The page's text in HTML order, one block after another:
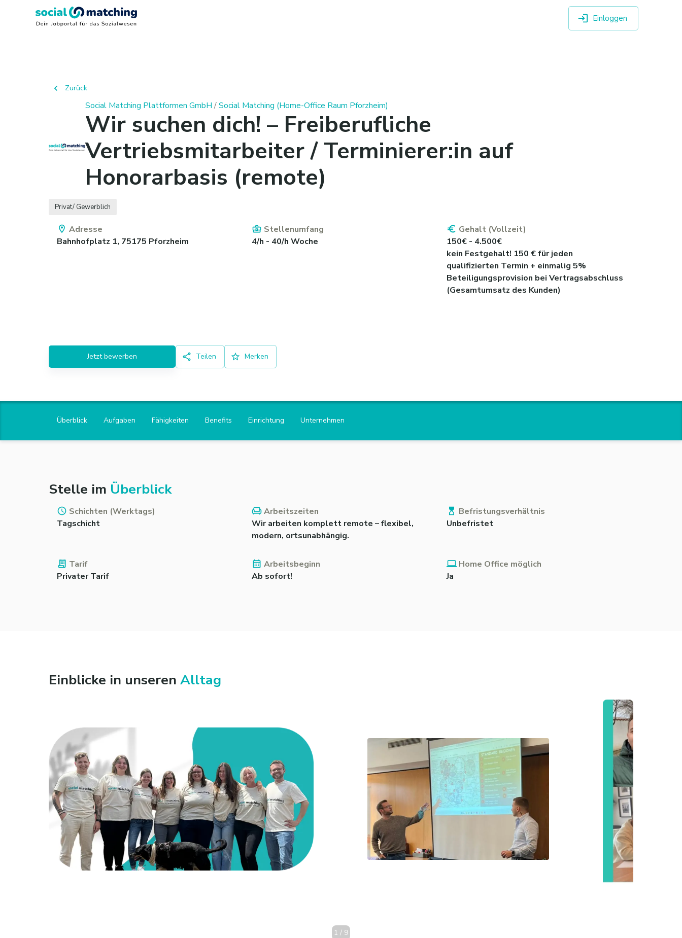
Einloggen
Zurück
Social Matching Plattformen GmbH /Social Matching (Home-Office Raum Pforzheim)
Wir suchen dich! – Freiberufliche
Vertriebsmitarbeiter / Terminierer:in auf
Honorarbasis (remote)
Privat/ Gewerblich
Adresse
Bahnhofplatz 1, 75175 Pforzheim
Stellenumfang
4/h - 40/h Woche
Gehalt (Vollzeit)
150€ - 4.500€
kein Festgehalt! 150 € für jeden
qualifizierten Termin + einmalig 5%
Beteiligungsprovision bei Vertragsabschluss
(Gesamtumsatz des Kunden)
Jetzt bewerben Teilen Merken
Überblick Aufgaben Fähigkeiten Benefits Einrichtung Unternehmen
Stelle im Überblick
Schichten (Werktags)
Tagschicht
Arbeitszeiten
Wir arbeiten komplett remote – flexibel,
modern, ortsunabhängig.
Befristungsverhältnis
Unbefristet
Tarif
Privater Tarif
Arbeitsbeginn
Ab sofort!
Home Office möglich
Ja
Einblicke in unseren Alltag
1 / 9